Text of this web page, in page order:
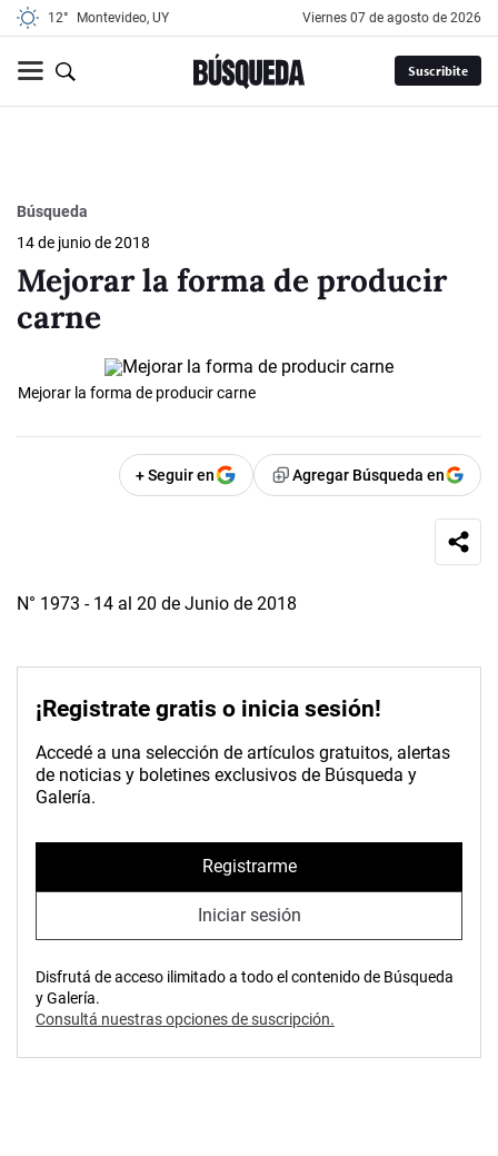
12° Montevideo, UY viernes 07 de agosto de 2026
Suscribite
Búsqueda
14 de junio de 2018
Mejorar la forma de producir
carne
Mejorar la forma de producir carne
+ Seguir en Agregar Búsqueda en
N° 1973 - 14 al 20 de Junio de 2018
¡Registrate gratis o inicia sesión!
Accedé a una selección de artículos gratuitos, alertas
de noticias y boletines exclusivos de Búsqueda y
Galería.
Registrarme
Iniciar sesión
Disfrutá de acceso ilimitado a todo el contenido de Búsqueda
y Galería.
Consultá nuestras opciones de suscripción.